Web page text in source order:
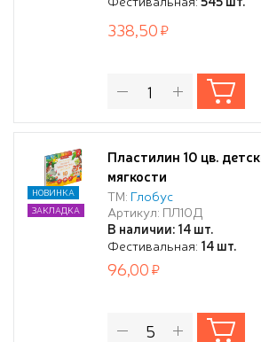
338,50
Пластилин 10 цв.
мягкости
ТМ: Глобус
Артикул: ПЛ10Д
В наличии: 14 шт.
Фестивальная: 14 шт.
НОВИНКА
ЗАКЛАДКА
96,00